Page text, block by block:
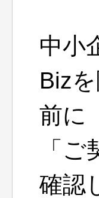
中小
Biz
前に
「
確認